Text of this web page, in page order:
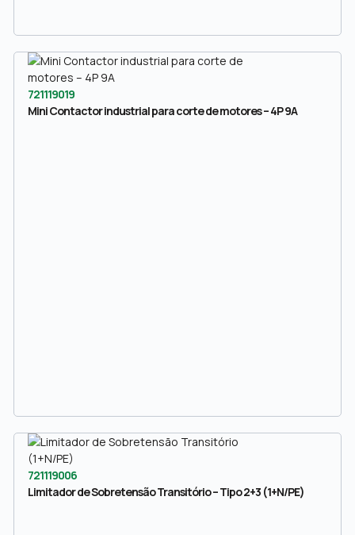
721119019
Mini Contactor industrial para corte de motores – 4P 9A
721119006
Limitador de Sobretensão Transitório – Tipo 2+3 (1+N/PE)